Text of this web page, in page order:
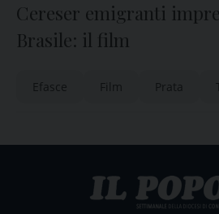
Cereser emigranti
Brasile: il film
Efasce Film Prata